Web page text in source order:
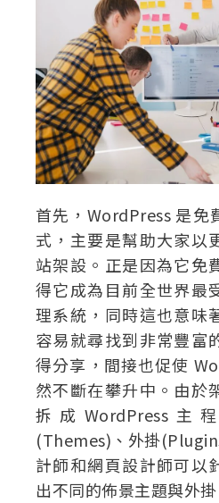
首先，WordPress 是免
式，主要是幫助大家以
站架設。正是因為它免
得它成為目前全世界最
理系統，同時這也意味
容易就尋找到非常豐富
得分享，間接也促使
然不斷在攀升中。由於
拆成WordPress主
(Themes)、外掛
計師和網頁設計師可以
出不同的佈景主題與外掛